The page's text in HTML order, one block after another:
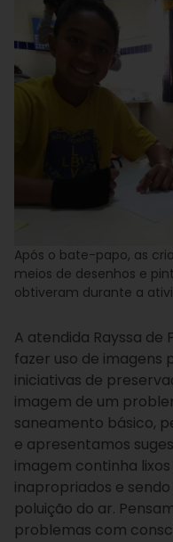
Após o bate-papo, as
meios de desenhos e
obtiveram durante a
A atendida Rayssa de
fazer uso de imagens
iniciativas de
imagem de um
saneamento básico,
e apresentamos
imagem continha
inapropriados e
poluição do ar.
problemas com